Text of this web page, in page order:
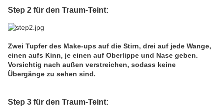
Step 2 für den Traum-Teint:
Zwei Tupfer des Make-ups auf die Stirn, drei auf jede Wange,
einen aufs Kinn, je einen auf Oberlippe und Nase geben.
Vorsichtig nach außen verstreichen, sodass keine
Übergänge zu sehen sind.
Step 3 für den Traum-Teint: